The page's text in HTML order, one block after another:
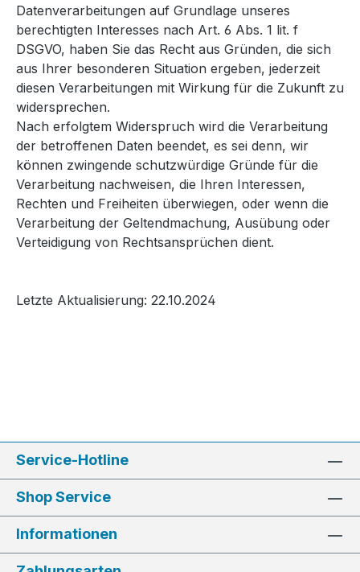
Datenverarbeitungen auf Grundlage unseres
berechtigten Interesses nach Art. 6 Abs. 1 lit. f
DSGVO, haben Sie das Recht aus Gründen, die sich
aus Ihrer besonderen Situation ergeben, jederzeit
diesen Verarbeitungen mit Wirkung für die Zukunft zu
widersprechen.
Nach erfolgtem Widerspruch wird die Verarbeitung
der betroffenen Daten beendet, es sei denn, wir
können zwingende schutzwürdige Gründe für die
Verarbeitung nachweisen, die Ihren Interessen,
Rechten und Freiheiten überwiegen, oder wenn die
Verarbeitung der Geltendmachung, Ausübung oder
Verteidigung von Rechtsansprüchen dient.
Letzte Aktualisierung: 22.10.2024
Service-Hotline
Shop Service
Informationen